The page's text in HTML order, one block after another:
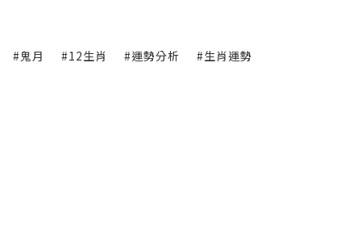
#鬼月 #12生肖 #運勢分析 #生肖運勢